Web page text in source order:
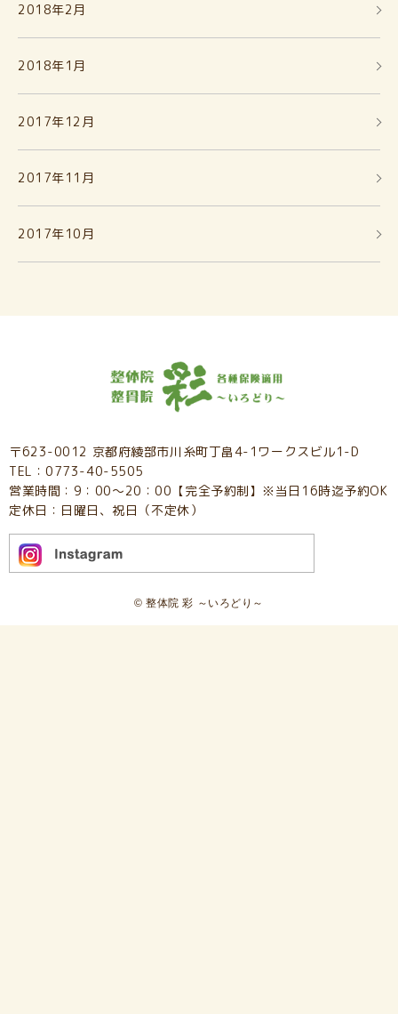
2018年2月
2018年1月
2017年12月
2017年11月
2017年10月
〒623-0012 京都府綾部市川糸町丁畠4-1ワークスビル1-D
TEL：0773-40-5505
営業時間：9：00～20：00【完全予約制】※当日16時迄予約OK
定休日：日曜日、祝日（不定休）
© 整体院 彩 ～いろどり～